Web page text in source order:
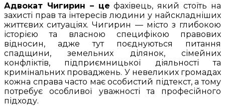
Адвокат Чигирин – це фахівець, який стоїть на
захисті прав та інтересів людини у найскладніших
життєвих ситуаціях. Чигирин — місто з глибокою
історією та власною специфікою правових
відносин, адже тут поєднуються питання
спадщини, земельних ділянок, сімейних
конфліктів, підприємницької діяльності та
кримінальних проваджень. У невеликих громадах
кожна справа часто має особистий підтекст, а тому
потребує особливої уважності та професійного
підходу.